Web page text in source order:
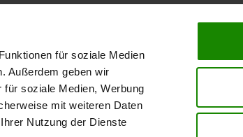
für soziale Medien
Außerdem geben wir
soziale Medien, Werbung
mit weiteren Daten
Nutzung der Dienste